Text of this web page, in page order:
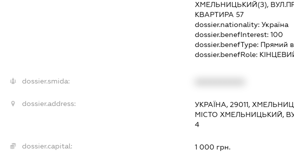
ХМЕЛЬНИЦЬКИЙ(З),
КВАРТИРА 57
dossier.nationality:Україна
dossier.benefInterest:100
dossier.benefType: Прямий
dossier.benefRole:
dossier.smida:
dossier.address:
УКРАЇНА, 29011,
МІСТО ХМЕЛЬНИЦЬКИЙ,
4
dossier.capital: 1 000 грн.